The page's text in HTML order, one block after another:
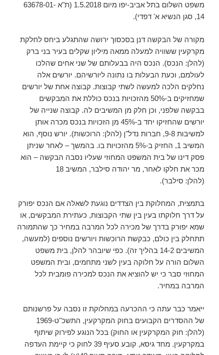
משפט השלום בתל אביב-יפו מיום 1.5.2018 (ת"א 63678-01-
14, סגן הנשיא א' דפדי).
מקורה של הבקשה דנן בסכסוך ירושה שהתגלע ביחס לחלקת
מקרקעין ששוויה למעלה ממאה מיליון שקלים בעיר בני ברק
(להלן: הנכס). הנכס היה בבעלותם של שני אחים שהלכו
לעולמם, וכעת הבעלות בו נתונה ליורשיהם. יורשים אלה
נחלקים הלכה למעשה לשתי קבוצות. קבוצה אחת של יורשים
שמחזיקים ב-50% מהזכויות בנכס כוללת את המבקשים
בבקשה שלפני, וכן חלק מן המשיבים לה. קבוצה שנייה של
יורשים שהחזיקו יחד ב-45% מן הזכויות בנכס מכרה אותן
למשיבות 9-8, חברות נדל"ן (להלן: הרוכשות). יורש נוסף, הוא
המשיב 1, החזיק ב-5% מהזכויות בו. בהמשך – לאחר שניתן
פסק דינו של בית המשפט המחוזי שעליו נסבה הבקשה – הוא
מכר את חלקו לאחר, מר יהודה סילבר, המשיב 18
(להלן: סילבר).
בתמצית, המחלוקת בין הצדדים נוגעת לשאלה אם הנכס יפורק
על דרך חלוקתו בעין בין שתי הקבוצות, כעתירת המבקשים, או
שמא יפורק בדרך של מכירה לכל המרבה במחיר כך שהתמורה
תתחלק בין כולם, כבקשת הרוכשות ויורשים נוספים (למעשה,
המשיבים 14-2 בהליך זה). כפי שיובהר להלן, בית משפט
השלום הורה על חלוקה בעין לשני מתחמים, ובית המשפט
המחוזי סבר כי יש להוציא את הנכס למכירה פומבית לכל
המרבה במחיר.
ייאמר כבר עתה כי ההכרעה במחלוקת זו נסבה על פרשנותם
של ההסדרים הקבועים בחוק המקרקעין, התשכ"ט-1969
(להלן: חוק המקרקעין או החוק) בכל הנוגע לפירוק שיתוף
במקרקעין. מחד גיסא, קובע סעיף 39 לחוק כי קיימת העדפה